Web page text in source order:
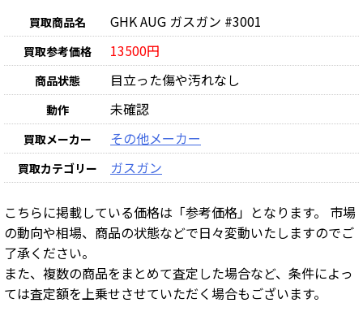
買取商品名 GHK AUG ガスガン #3001
買取参考価格 13500円
商品状態 目立った傷や汚れなし
動作 未確認
買取メーカー その他メーカー
買取カテゴリー ガスガン
こちらに掲載している価格は「参考価格」となります。 市場
の動向や相場、商品の状態などで日々変動いたしますのでご
了承ください。
また、複数の商品をまとめて査定した場合など、条件によっ
ては査定額を上乗せさせていただく場合もございます。